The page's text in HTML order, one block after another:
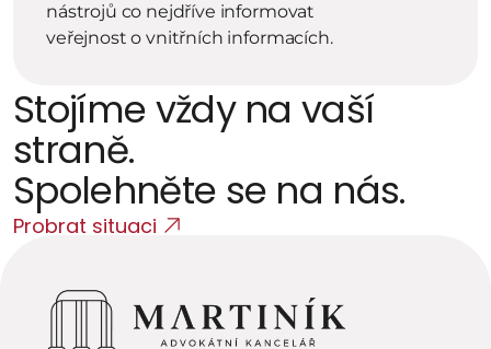
nástrojů co nejdříve informovat
veřejnost o vnitřních informacích.
Stojíme vždy na vaší
straně.
Spolehněte se na nás.
Probrat situaci